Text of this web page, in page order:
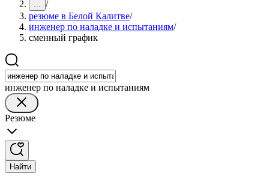
... /
резюме в Белой Калитве/
инженер по наладке и испытаниям/
сменный график
инженер по наладке и испытаниям
Резюме
Найти